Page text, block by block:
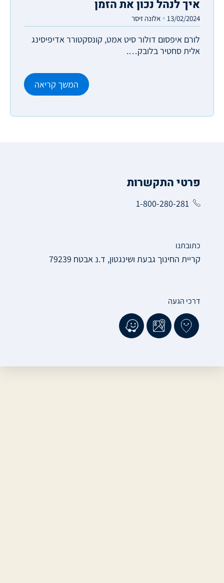
איך לנהל נכון את הזמן
13/02/2024 אלונה זיסר
לורם איפסום דולור סיט אמט, קונסקטורר אדיפיסינג
אלית סחטיר בלובק….
המשך קריאה
פרטי התקשרות
1-800-280-281
כתובתנו
קריית החינוך גבעת ושינגטון, ד.נ אבטח 79239
דרכי הגעה